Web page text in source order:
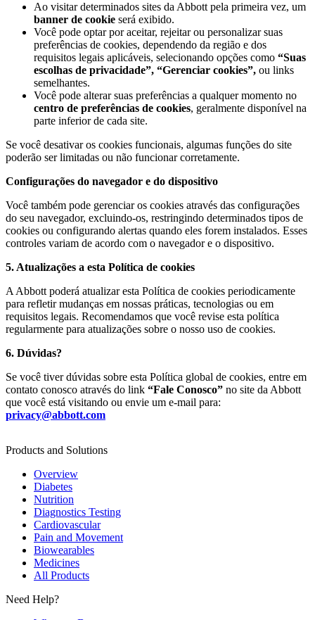
Ao visitar determinados sites da Abbott pela primeira vez, um
banner de cookie será exibido.
Você pode optar por aceitar, rejeitar ou personalizar suas
preferências de cookies, dependendo da região e dos
requisitos legais aplicáveis, selecionando opções como “Suas
escolhas de privacidade”, “Gerenciar cookies”, ou links
semelhantes.
Você pode alterar suas preferências a qualquer momento no
centro de preferências de cookies, geralmente disponível na
parte inferior de cada site.
Se você desativar os cookies funcionais, algumas funções do site
poderão ser limitadas ou não funcionar corretamente.
Configurações do navegador e do dispositivo
Você também pode gerenciar os cookies através das configurações
do seu navegador, excluindo-os, restringindo determinados tipos de
cookies ou configurando alertas quando eles forem instalados. Esses
controles variam de acordo com o navegador e o dispositivo.
5. Atualizações a esta Política de cookies
A Abbott poderá atualizar esta Política de cookies periodicamente
para refletir mudanças em nossas práticas, tecnologias ou em
requisitos legais. Recomendamos que você revise esta política
regularmente para atualizações sobre o nosso uso de cookies.
6. Dúvidas?
Se você tiver dúvidas sobre esta Política global de cookies, entre em
contato conosco através do link “Fale Conosco” no site da Abbott
que você está visitando ou envie um e-mail para:
privacy@abbott.com
Products and Solutions
Overview
Diabetes
Nutrition
Diagnostics Testing
Cardiovascular
Pain and Movement
Biowearables
Medicines
All Products
Need Help?